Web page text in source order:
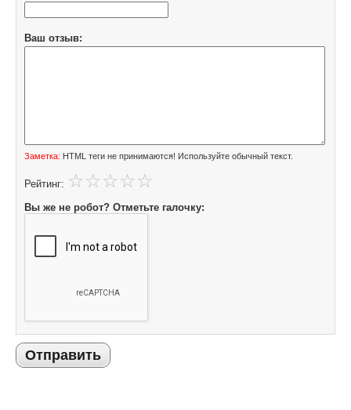
Ваш отзыв:
Заметка: HTML теги не принимаются! Используйте обычный текст.
Рейтинг:
Вы же не робот? Отметьте галочку:
Отправить